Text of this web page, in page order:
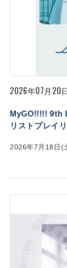
2026年07月20
MyGO!!!!! 9th
リストプレイ
2026年7月18日(